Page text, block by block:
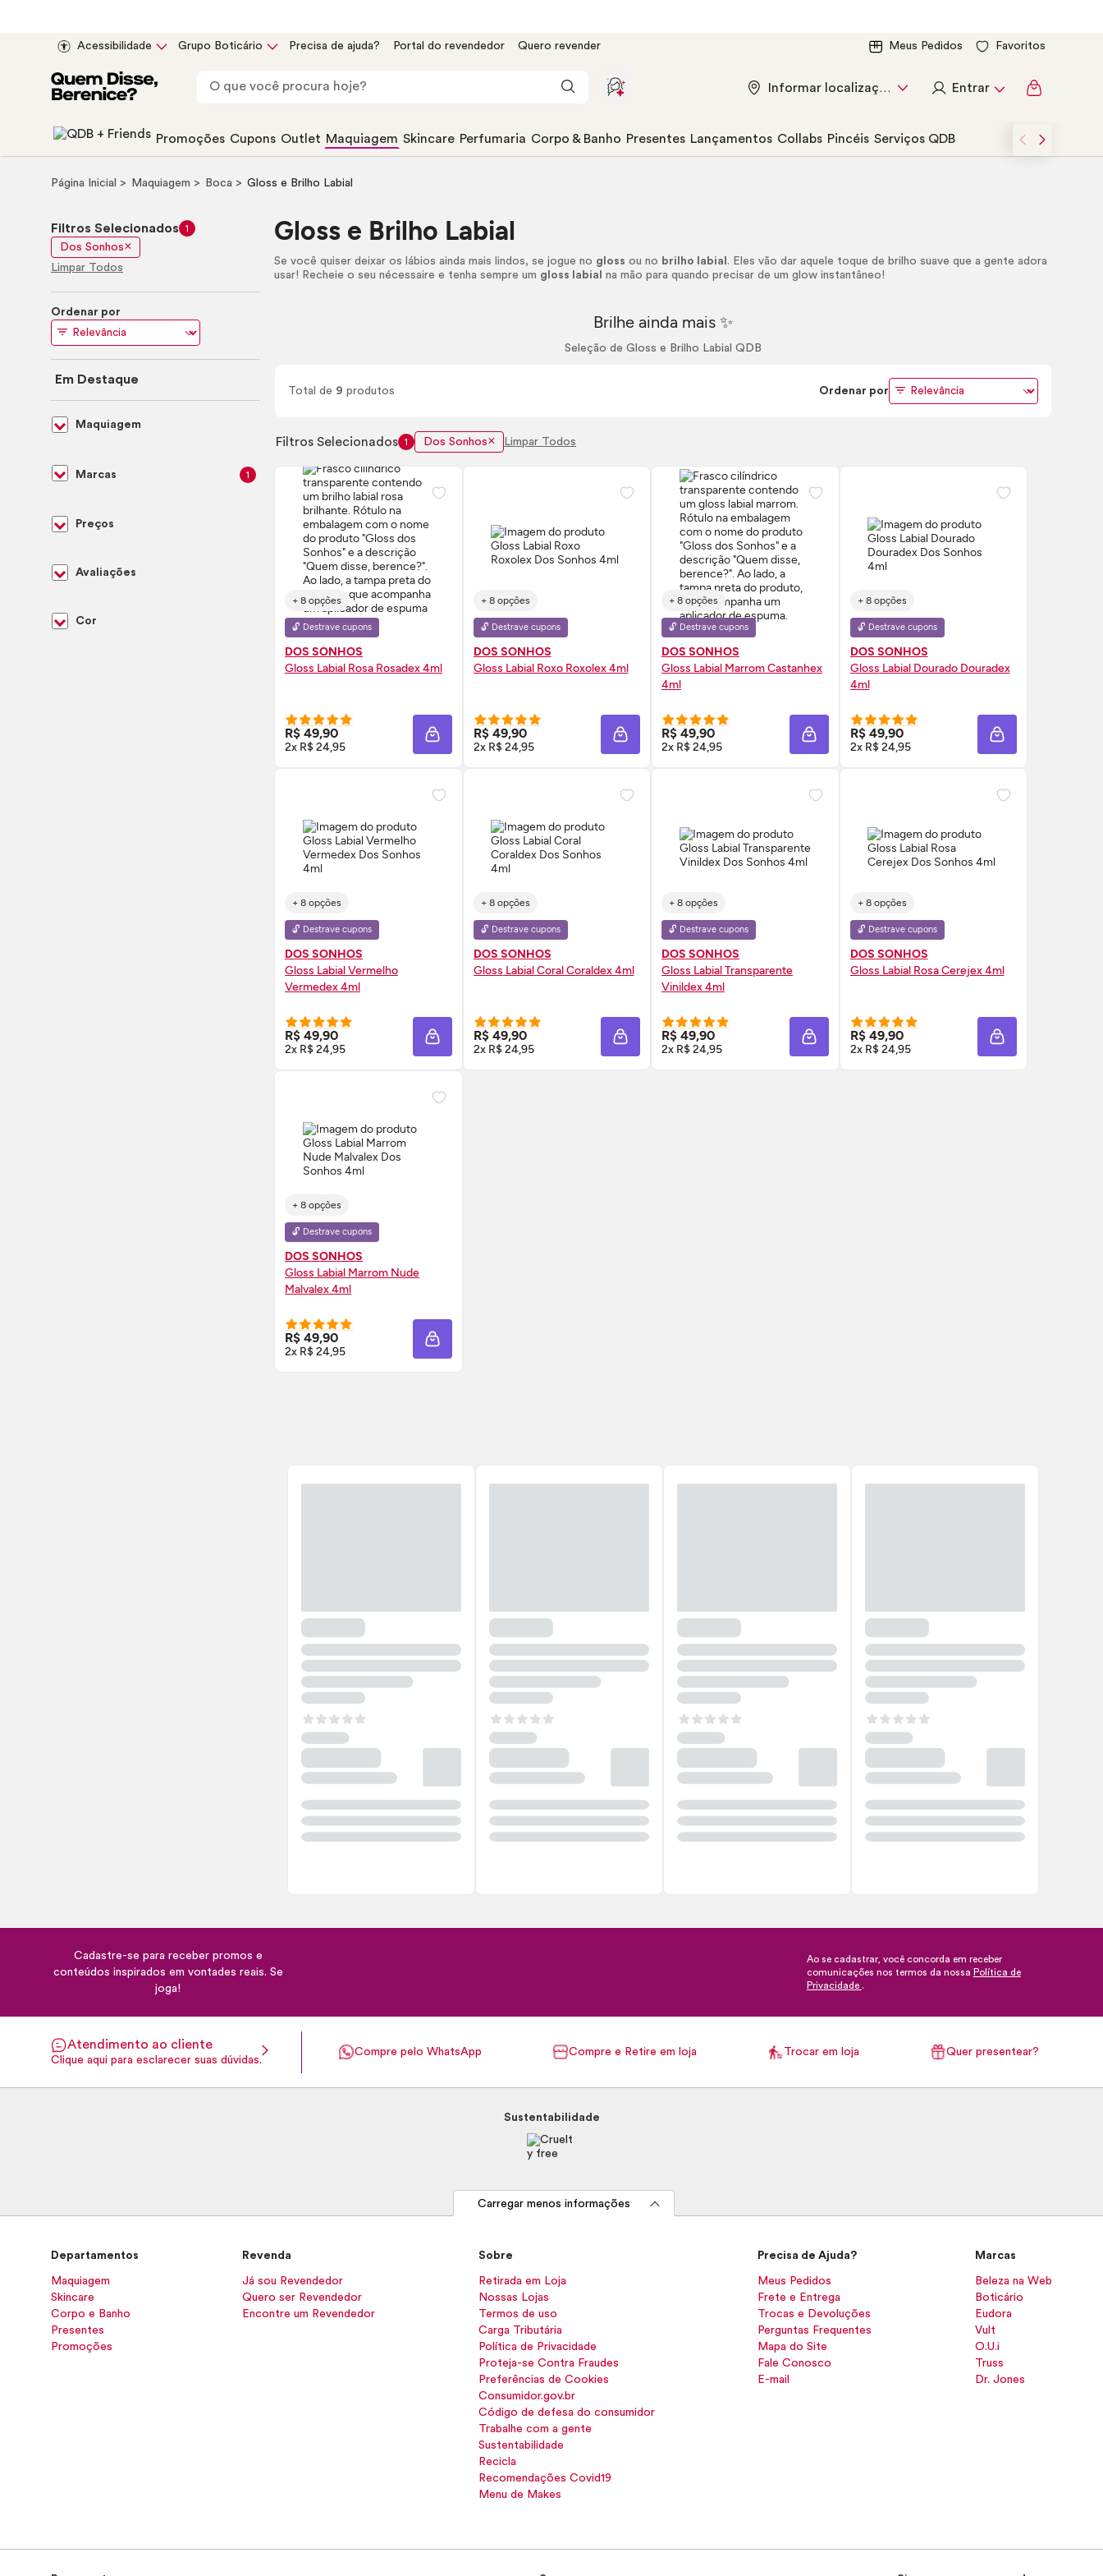
Acessibilidade Grupo Boticário Precisa de ajuda? Portal do revendedor Quero revender Meus Pedidos Favoritos
Informar localização Entrar
Promoções Cupons Outlet Maquiagem Skincare Perfumaria Corpo & Banho Presentes Lançamentos Collabs Pincéis Serviços QDB
Página Inicial Maquiagem Boca Gloss e Brilho Labial
Gloss e Brilho Labial
Se você quiser deixar os lábios ainda mais lindos, se jogue no gloss ou no brilho labial . Eles vão dar aquele toque de brilho suave que a gente adora
usar! Recheie o seunécessaire e tenha sempre um gloss labial na mão para quando precisar de umglow instantâneo!
Brilhe ainda mais ✨
Seleção deGloss e Brilho Labial QDB
Total de 9 produtos Ordenar por
Filtros Selecionados 1 Dos Sonhos Limpar Todos
+ 8 opções
🔓 Destrave cupons
DOS SONHOS
Gloss Labial Rosa Rosadex 4ml
R$ 49,90
2x R$ 24,95
COMPRE AGORA ❯
ADICIONAR À SACOLA
+ 8 opções
🔓 Destrave cupons
DOS SONHOS
Gloss Labial Roxo Roxolex 4ml
R$ 49,90
2x R$ 24,95
COMPRE AGORA ❯
ADICIONAR À SACOLA
+ 8 opções
🔓 Destrave cupons
DOS SONHOS
Gloss Labial Marrom Castanhex
4ml
R$ 49,90
2x R$ 24,95
COMPRE AGORA ❯
ADICIONAR À SACOLA
+ 8 opções
🔓 Destrave cupons
DOS SONHOS
Gloss Labial Dourado Douradex
4ml
R$ 49,90
2x R$ 24,95
COMPRE AGORA ❯
ADICIONAR À
+ 8 opções
🔓 Destrave cupons
DOS SONHOS
Gloss Labial Vermelho
Vermedex 4ml
R$ 49,90
2x R$ 24,95
COMPRE AGORA ❯
ADICIONAR À SACOLA
+ 8 opções
🔓 Destrave cupons
DOS SONHOS
Gloss Labial Coral Coraldex 4ml
R$ 49,90
2x R$ 24,95
COMPRE AGORA ❯
ADICIONAR À SACOLA
+ 8 opções
🔓 Destrave cupons
DOS SONHOS
Gloss Labial Transparente
Vinildex 4ml
R$ 49,90
2x R$ 24,95
COMPRE AGORA ❯
ADICIONAR À SACOLA
+ 8 opções
🔓 Destrave cupons
DOS SONHOS
Gloss Labial Rosa Cerejex 4ml
R$ 49,90
2x R$ 24,95
COMPRE AGORA ❯
ADICIONAR À
+ 8 opções
🔓 Destrave cupons
DOS SONHOS
Gloss Labial Marrom Nude
Malvalex 4ml
R$ 49,90
2x R$ 24,95
COMPRE AGORA ❯
ADICIONAR À SACOLA
Filtros Selecionados 1
Dos Sonhos
Limpar Todos
Ordenar por
Em Destaque
Maquiagem
Marcas 1
Preços
Avaliações
Cor
Cadastre-se para receber promos e
conteúdos inspirados em vontades reais. Se
joga!
Ao se cadastrar, você concorda em receber
comunicações nos termos da nossa Política de
Privacidade .
Atendimento ao cliente
Clique aqui para esclarecer suas dúvidas.
Compre pelo WhatsApp Compre e Retire em loja Trocar em loja Quer presentear?
Sustentabilidade
Carregar menos informações
Departamentos
Maquiagem
Skincare
Corpo e Banho
Presentes
Promoções
Revenda
Já sou Revendedor
Quero ser Revendedor
Encontre um Revendedor
Sobre
Retirada em Loja
Nossas Lojas
Termos de uso
Carga Tributária
Política de Privacidade
Proteja-se Contra Fraudes
Preferências de Cookies
Consumidor.gov.br
Código de defesa do consumidor
Trabalhe com a gente
Sustentabilidade
Recicla
Recomendações Covid19
Menu de Makes
Precisa de Ajuda?
Meus Pedidos
Frete e Entrega
Trocas e Devoluções
Perguntas Frequentes
Mapa do Site
Fale Conosco
E-mail
Marcas
Beleza na Web
Boticário
Eudora
Vult
O.U.i
Truss
Dr. Jones